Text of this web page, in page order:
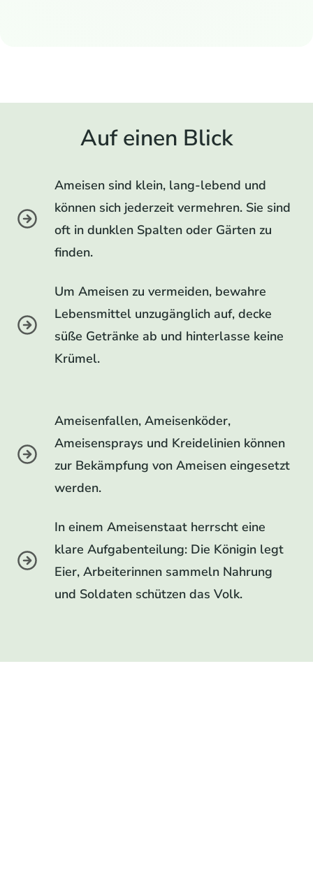
Auf einen Blick
Ameisen sind klein, lang-lebend und
können sich jederzeit vermehren. Sie sind
oft in dunklen Spalten oder Gärten zu
finden.
Um Ameisen zu vermeiden, bewahre
Lebensmittel unzugänglich auf, decke
süße Getränke ab und hinterlasse keine
Krümel.
Ameisenfallen, Ameisenköder,
Ameisensprays und Kreidelinien können
zur Bekämpfung von Ameisen eingesetzt
werden.
In einem Ameisenstaat herrscht eine
klare Aufgabenteilung: Die Königin legt
Eier, Arbeiterinnen sammeln Nahrung
und Soldaten schützen das Volk.